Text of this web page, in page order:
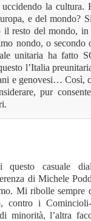
la cultura.
e del mondo?
il resto del mondo, in
nondo, o
unitaria ha fatto
l’Italia
e genovesi… Così,
pur
casuale
di Michele
Mi ribolle sempre
i Comincioli-
minorità, l’altra